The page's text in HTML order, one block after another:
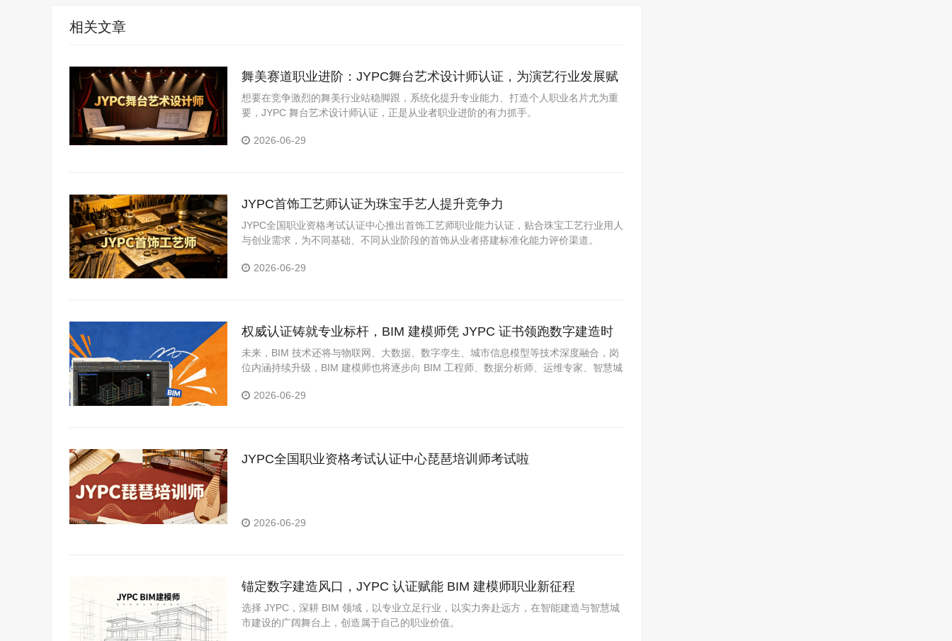
相关文章
舞美赛道职业进阶：JYPC舞台艺术设计师认证，为演艺行业发展赋
能
想要在竞争激烈的舞美行业站稳脚跟，系统化提升专业能力、打造个人职业名片尤为重
要，JYPC 舞台艺术设计师认证，正是从业者职业进阶的有力抓手。
2026-06-29
JYPC首饰工艺师认证为珠宝手艺人提升竞争力
JYPC全国职业资格考试认证中心推出首饰工艺师职业能力认证，贴合珠宝工艺行业用人
与创业需求，为不同基础、不同从业阶段的首饰从业者搭建标准化能力评价渠道。
2026-06-29
权威认证铸就专业标杆，BIM 建模师凭 JYPC 证书领跑数字建造时
代
未来，BIM 技术还将与物联网、大数据、数字孪生、城市信息模型等技术深度融合，岗
位内涵持续升级，BIM 建模师也将逐步向 BIM 工程师、数据分析师、运维专家、智慧城
2026-06-29
JYPC全国职业资格考试认证中心琵琶培训师考试啦
2026-06-29
锚定数字建造风口，JYPC 认证赋能 BIM 建模师职业新征程
选择 JYPC，深耕 BIM 领域，以专业立足行业，以实力奔赴远方，在智能建造与智慧城
市建设的广阔舞台上，创造属于自己的职业价值。